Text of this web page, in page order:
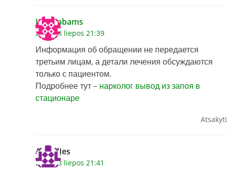
Justinabams
2026 28 liepos 21:39
Информация об обращении не передается
третьим лицам, а детали лечения обсуждаются
только с пациентом.
Подробнее тут – нарколог вывод из запоя в
стационаре
Atsakyti
AlfredJes
2026 28 liepos 21:41